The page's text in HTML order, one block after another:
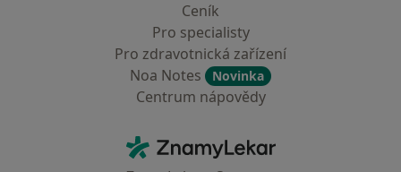
Ceník
Pro specialisty
Pro zdravotnická zařízení
Noa Notes
Novinka
Centrum nápovědy
ZnamyLekar - Hlavní stránka